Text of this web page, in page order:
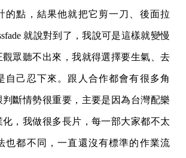
的點，結果他就把它剪一刀、後面拉
就說對到了，我說可是這樣就變慢
觀眾聽不出來，我就得選擇要生氣、去
自己忍下來。跟人合作都會有很多角
判斷情勢很重要，主要是因為台灣配樂
，我做很多長片，每一部大家都不太
也都不同，一直還沒有標準的作業流